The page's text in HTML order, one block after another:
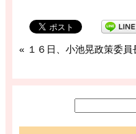
« １６日、小池晃政策委